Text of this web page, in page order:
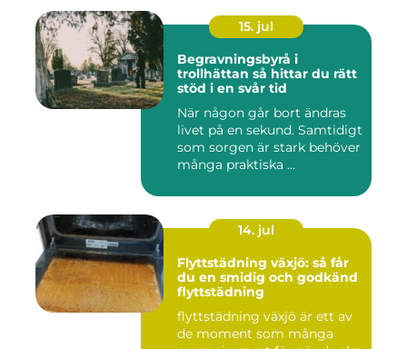
15. jul
Begravningsbyrå i
trollhättan så hittar du rätt
stöd i en svår tid
När någon går bort ändras
livet på en sekund. Samtidigt
som sorgen är stark behöver
många praktiska ...
14. jul
Flyttstädning växjö: så får
du en smidig och godkänd
flyttstädning
flyttstädning växjö är ett av
de moment som många